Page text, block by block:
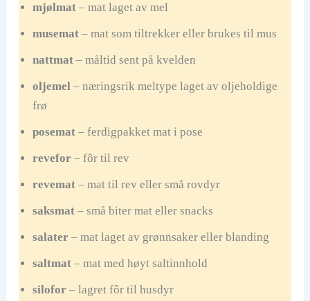
mjølmat– mat laget av mel
musemat– mat som tiltrekker eller brukes til mus
nattmat– måltid sent på kvelden
oljemel– næringsrik meltype laget av oljeholdige
frø
posemat– ferdigpakket mat i pose
revefor– fôr til rev
revemat– mat til rev eller små rovdyr
saksmat– små biter mat eller snacks
salater– mat laget av grønnsaker eller blanding
saltmat– mat med høyt saltinnhold
silofor– lagret fôr til husdyr